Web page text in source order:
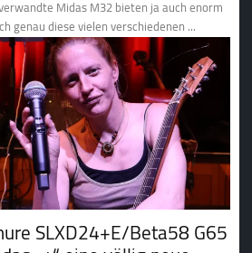
M32 bieten ja auch enorm
genau diese vielen verschiedenen ...
SLXD24+E/Beta58 G65